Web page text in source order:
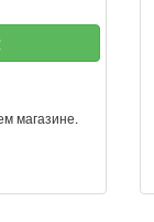
магазине.